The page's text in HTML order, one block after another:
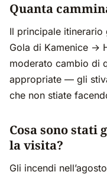
Quanta
Il principale
Gola di Kamenice →
moderato cambio di
appropriate — gli
che non stiate
Cosa sono stati
la visita?
Gli incendi